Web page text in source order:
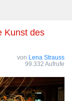
von Lena Strauss
99.332 Aufrufe